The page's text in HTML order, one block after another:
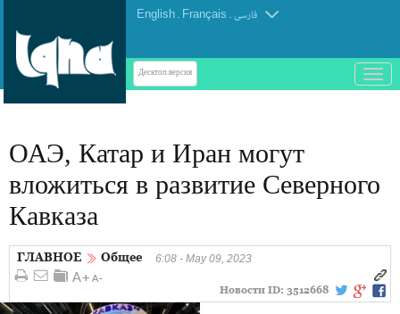
English . Français . فارسی
Десктоп-версия
باز
و
ОАЭ, Катар и Иран могут
вложиться в развитие Северного
Кавказа
ГЛАВНОЕ Общее 6:08 - May 09, 2023
Новости ID: 3512668